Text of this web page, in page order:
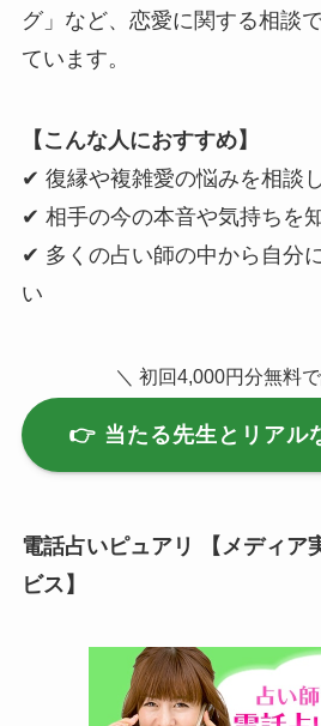
グ」など、恋愛に関する相談
ています。
【こんな人におすすめ】
✔ 復縁や複雑愛の悩みを相談
✔ 相手の今の本音や気持ちを
✔ 多くの占い師の中から自分
い
＼ 初回4,000円分無料
👉 当たる先生とリアル
電話占いピュアリ 【メディア
ビス】